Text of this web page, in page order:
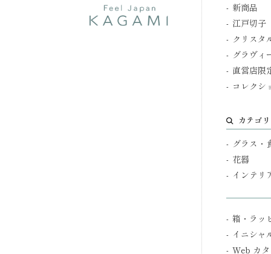
新商品
江戸切子
クリスタ
グラヴィ
直営店限
コレクシ
カテゴ
グラス・
花器
インテリ
箱・ラッ
イニシャ
Web カ